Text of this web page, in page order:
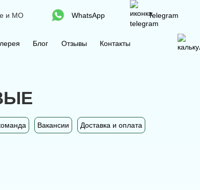
и МО WhatsApp Telegram
Блог Отзывы Контакты
Вакансии Доставка и оплата